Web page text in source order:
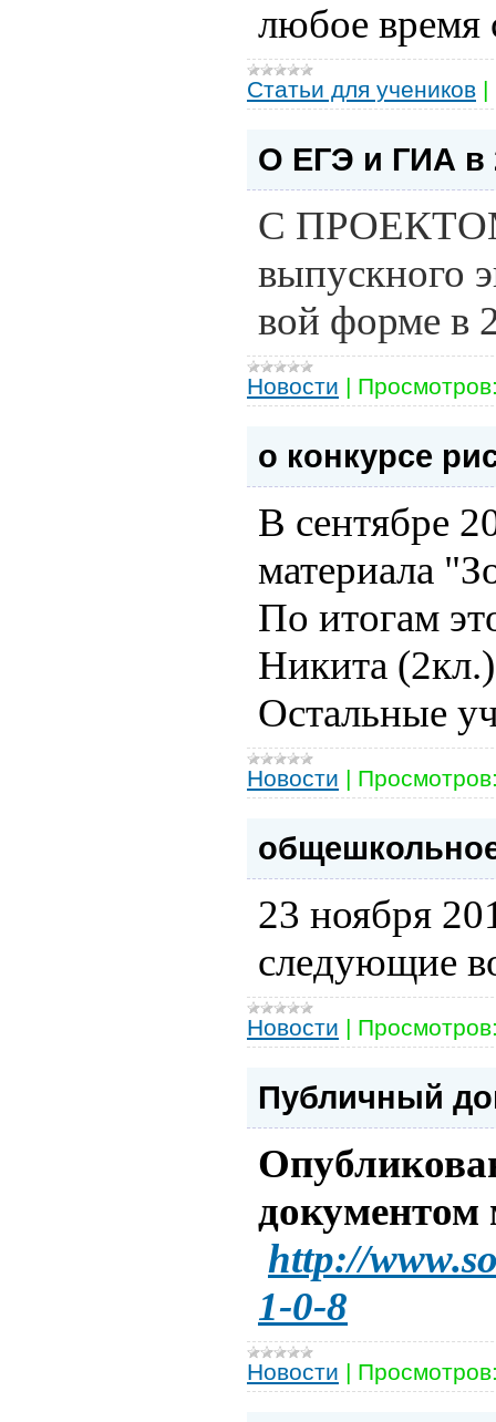
любое время
Статьи для учеников |
О ЕГЭ и ГИА в
С ПРО­ЕКТОМ
вы­пуск­но­го
вой фор­ме в
Новости |
о конкурсе
В сентябре
материала
По итогам
Никита
Остальные
Новости |
23 ноября
следующие
Новости |
Публичный
http://
1-0-8
Новости |